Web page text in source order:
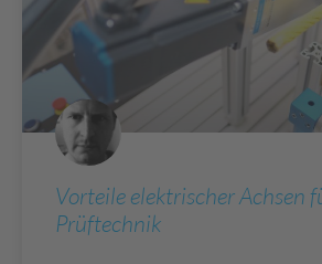
Vorteile elektrischer Achsen
Prüftechnik